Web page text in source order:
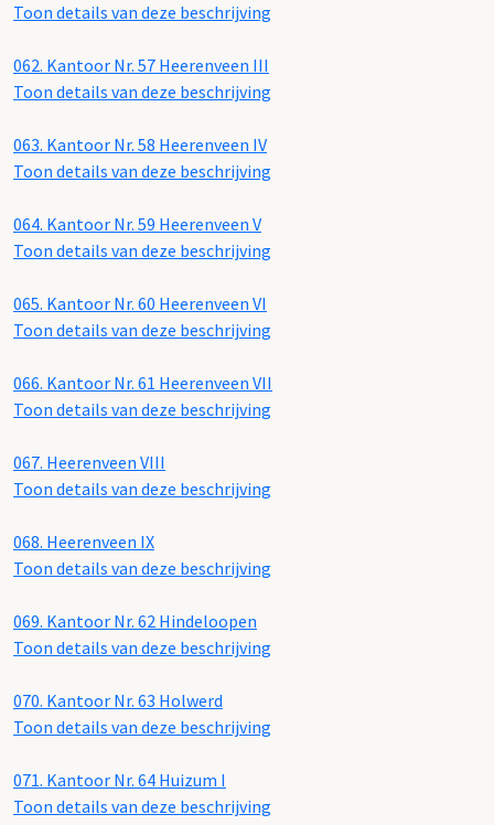
Toon details van deze beschrijving
062. Kantoor Nr. 57 Heerenveen III
Toon details van deze beschrijving
063. Kantoor Nr. 58 Heerenveen IV
Toon details van deze beschrijving
064. Kantoor Nr. 59 Heerenveen V
Toon details van deze beschrijving
065. Kantoor Nr. 60 Heerenveen VI
Toon details van deze beschrijving
066. Kantoor Nr. 61 Heerenveen VII
Toon details van deze beschrijving
067. Heerenveen VIII
Toon details van deze beschrijving
068. Heerenveen IX
Toon details van deze beschrijving
069. Kantoor Nr. 62 Hindeloopen
Toon details van deze beschrijving
070. Kantoor Nr. 63 Holwerd
Toon details van deze beschrijving
071. Kantoor Nr. 64 Huizum I
Toon details van deze beschrijving